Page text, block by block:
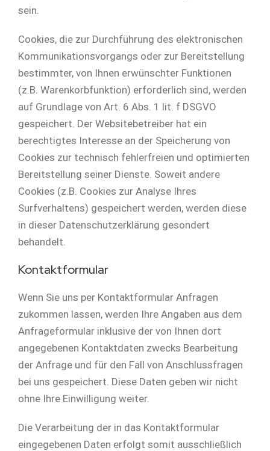
sein.
Cookies, die zur Durchführung des elektronischen
Kommunikationsvorgangs oder zur Bereitstellung
bestimmter, von Ihnen erwünschter Funktionen
(z.B. Warenkorbfunktion) erforderlich sind, werden
auf Grundlage von Art. 6 Abs. 1 lit. f DSGVO
gespeichert. Der Websitebetreiber hat ein
berechtigtes Interesse an der Speicherung von
Cookies zur technisch fehlerfreien und optimierten
Bereitstellung seiner Dienste. Soweit andere
Cookies (z.B. Cookies zur Analyse Ihres
Surfverhaltens) gespeichert werden, werden diese
in dieser Datenschutzerklärung gesondert
behandelt.
Kontaktformular
Wenn Sie uns per Kontaktformular Anfragen
zukommen lassen, werden Ihre Angaben aus dem
Anfrageformular inklusive der von Ihnen dort
angegebenen Kontaktdaten zwecks Bearbeitung
der Anfrage und für den Fall von Anschlussfragen
bei uns gespeichert. Diese Daten geben wir nicht
ohne Ihre Einwilligung weiter.
Die Verarbeitung der in das Kontaktformular
eingegebenen Daten erfolgt somit ausschließlich